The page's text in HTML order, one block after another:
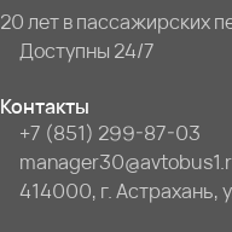
20 лет в пассажирских
Доступны 24/7
Контакты
+7 (851) 299-87-03
414000, г. Астрахань,